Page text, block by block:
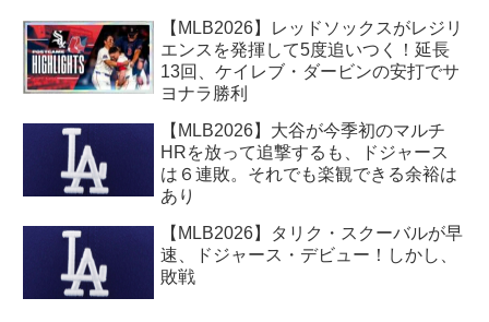
【MLB2026】レッドソックスがレジリ
エンスを発揮して5度追いつく！延長
13回、ケイレブ・ダービンの安打でサ
ヨナラ勝利
【MLB2026】大谷が今季初のマルチ
HRを放って追撃するも、ドジャース
は６連敗。それでも楽観できる余裕は
あり
【MLB2026】タリク・スクーバルが早
速、ドジャース・デビュー！しかし、
敗戦